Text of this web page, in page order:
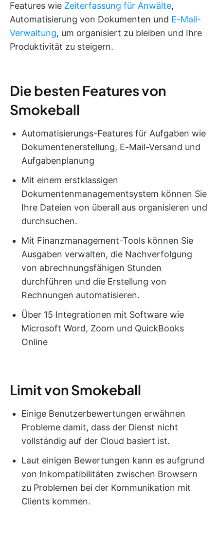
Features wie Zeiterfassung für Anwälte,
Automatisierung von Dokumenten und E-Mail-
Verwaltung, um organisiert zu bleiben und Ihre
Produktivität zu steigern.
Die besten Features von
Smokeball
Automatisierungs-Features für Aufgaben wie
Dokumentenerstellung, E-Mail-Versand und
Aufgabenplanung
Mit einem erstklassigen
Dokumentenmanagementsystem können Sie
Ihre Dateien von überall aus organisieren und
durchsuchen.
Mit Finanzmanagement-Tools können Sie
Ausgaben verwalten, die Nachverfolgung
von abrechnungsfähigen Stunden
durchführen und die Erstellung von
Rechnungen automatisieren.
Über 15 Integrationen mit Software wie
Microsoft Word, Zoom und QuickBooks
Online
Limit von Smokeball
Einige Benutzerbewertungen erwähnen
Probleme damit, dass der Dienst nicht
vollständig auf der Cloud basiert ist.
Laut einigen Bewertungen kann es aufgrund
von Inkompatibilitäten zwischen Browsern
zu Problemen bei der Kommunikation mit
Clients kommen.